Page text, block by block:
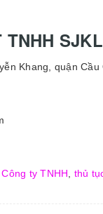
TNHH
Khang, quận Cầu
Công ty TNHH thủ